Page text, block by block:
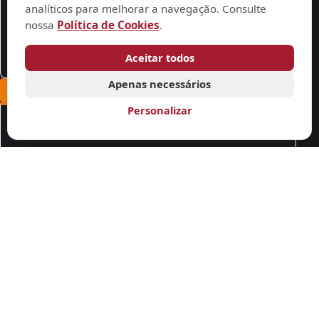
Siga-nos
YouTube
analíticos para melhorar a navegação. Consulte
nossa Política de Cookies.
Aceitar todos
Apenas necessários
Personalizar
Clique